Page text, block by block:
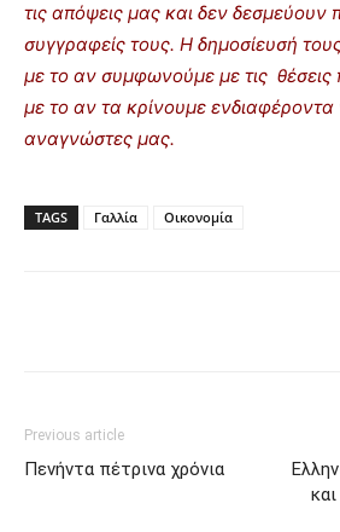
τις απόψεις μας και δεν δεσμεύουν
συγγραφείς τους. Η δημοσίευσή
με το αν συμφωνούμε με τις θέσεις
με το αν τα κρίνουμε ενδιαφέροντα
αναγνώστες μας.
TAGS Γαλλία Οικονομία
Previous article
Πενήντα πέτρινα χρόνια